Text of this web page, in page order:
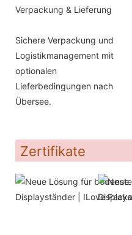
Verpackung & Lieferung
Sichere Verpackung und
Logistikmanagement mit
optionalen
Lieferbedingungen nach
Übersee.
Zertifikate